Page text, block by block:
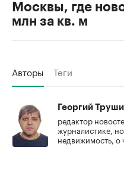
Москвы, где
млн за кв. м
Авторы Теги
Георгий
редактор
журналистике,
недвижимость, о